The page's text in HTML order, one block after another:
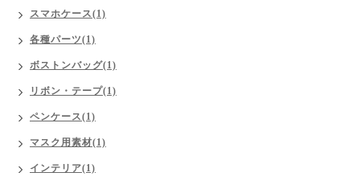
スマホケース(1)
各種パーツ(1)
ボストンバッグ(1)
リボン・テープ(1)
ペンケース(1)
マスク用素材(1)
インテリア(1)